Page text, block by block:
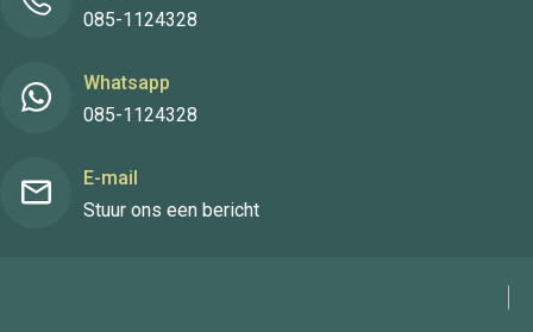
085-1124328
Whatsapp
085-1124328
E-mail
Stuur ons een bericht